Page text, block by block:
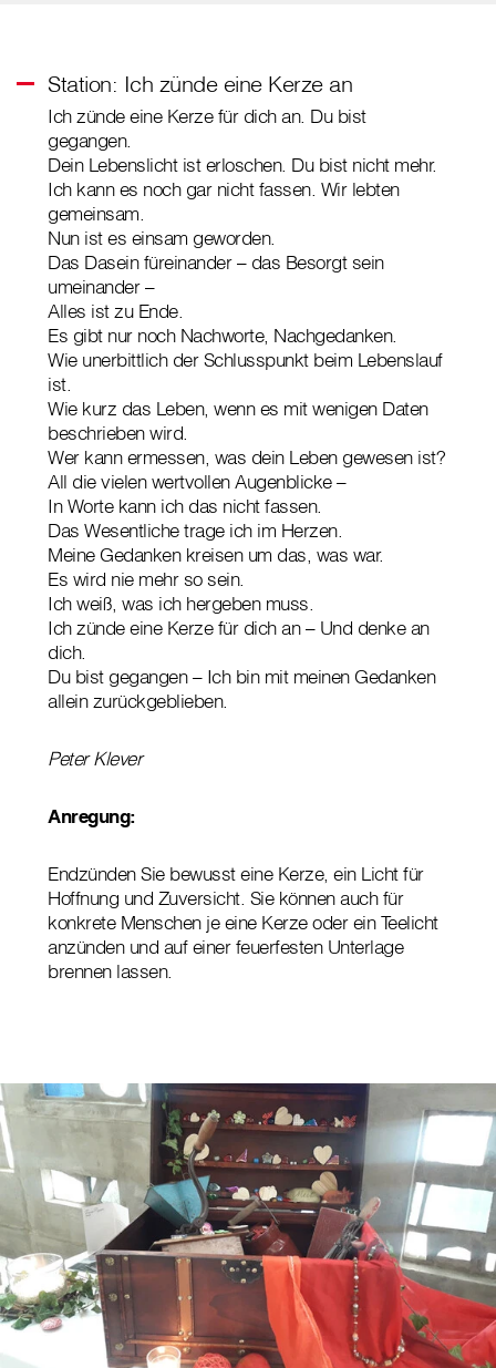
Station: Ich zünde eine Kerze an
Ich zünde eine Kerze für dich an. Du bist
gegangen.
Dein Lebenslicht ist erloschen. Du bist nicht mehr.
Ich kann es noch gar nicht fassen. Wir lebten
gemeinsam.
Nun ist es einsam geworden.
Das Dasein füreinander – das Besorgt sein
umeinander –
Alles ist zu Ende.
Es gibt nur noch Nachworte, Nachgedanken.
Wie unerbittlich der Schlusspunkt beim Lebenslauf
ist.
Wie kurz das Leben, wenn es mit wenigen Daten
beschrieben wird.
Wer kann ermessen, was dein Leben gewesen ist?
All die vielen wertvollen Augenblicke –
In Worte kann ich das nicht fassen.
Das Wesentliche trage ich im Herzen.
Meine Gedanken kreisen um das, was war.
Es wird nie mehr so sein.
Ich weiß, was ich hergeben muss.
Ich zünde eine Kerze für dich an – Und denke an
dich.
Du bist gegangen – Ich bin mit meinen Gedanken
allein zurückgeblieben.
Peter Klever
Anregung:
Endzünden Sie bewusst eine Kerze, ein Licht für
Hoffnung und Zuversicht. Sie können auch für
konkrete Menschen je eine Kerze oder ein Teelicht
anzünden und auf einer feuerfesten Unterlage
brennen lassen.